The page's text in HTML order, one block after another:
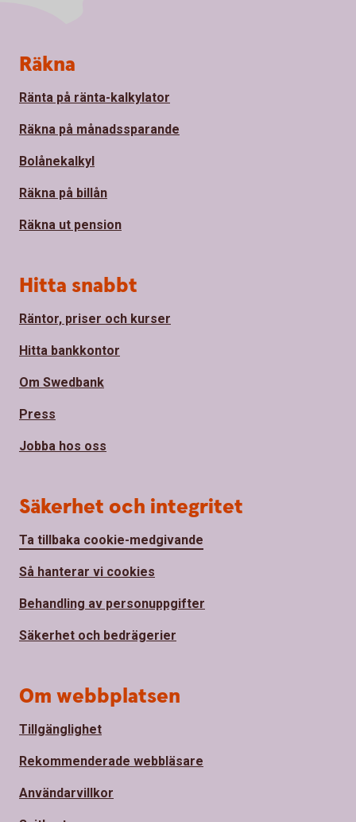
Sidfot
Räkna
Ränta på ränta-kalkylator
Räkna på månadssparande
Bolånekalkyl
Räkna på billån
Räkna ut pension
Hitta snabbt
Räntor, priser och kurser
Hitta bankkontor
Om Swedbank
Press
Jobba hos oss
Säkerhet och integritet
Ta tillbaka cookie-medgivande
Så hanterar vi cookies
Behandling av personuppgifter
Säkerhet och bedrägerier
Om webbplatsen
Tillgänglighet
Rekommenderade webbläsare
Användarvillkor